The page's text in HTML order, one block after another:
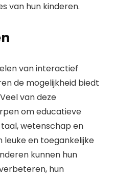
van hun kinderen.
van interactief
de mogelijkheid biedt
van deze
om educatieve
wetenschap en
leuke en toegankelijke
kunnen hun
hun